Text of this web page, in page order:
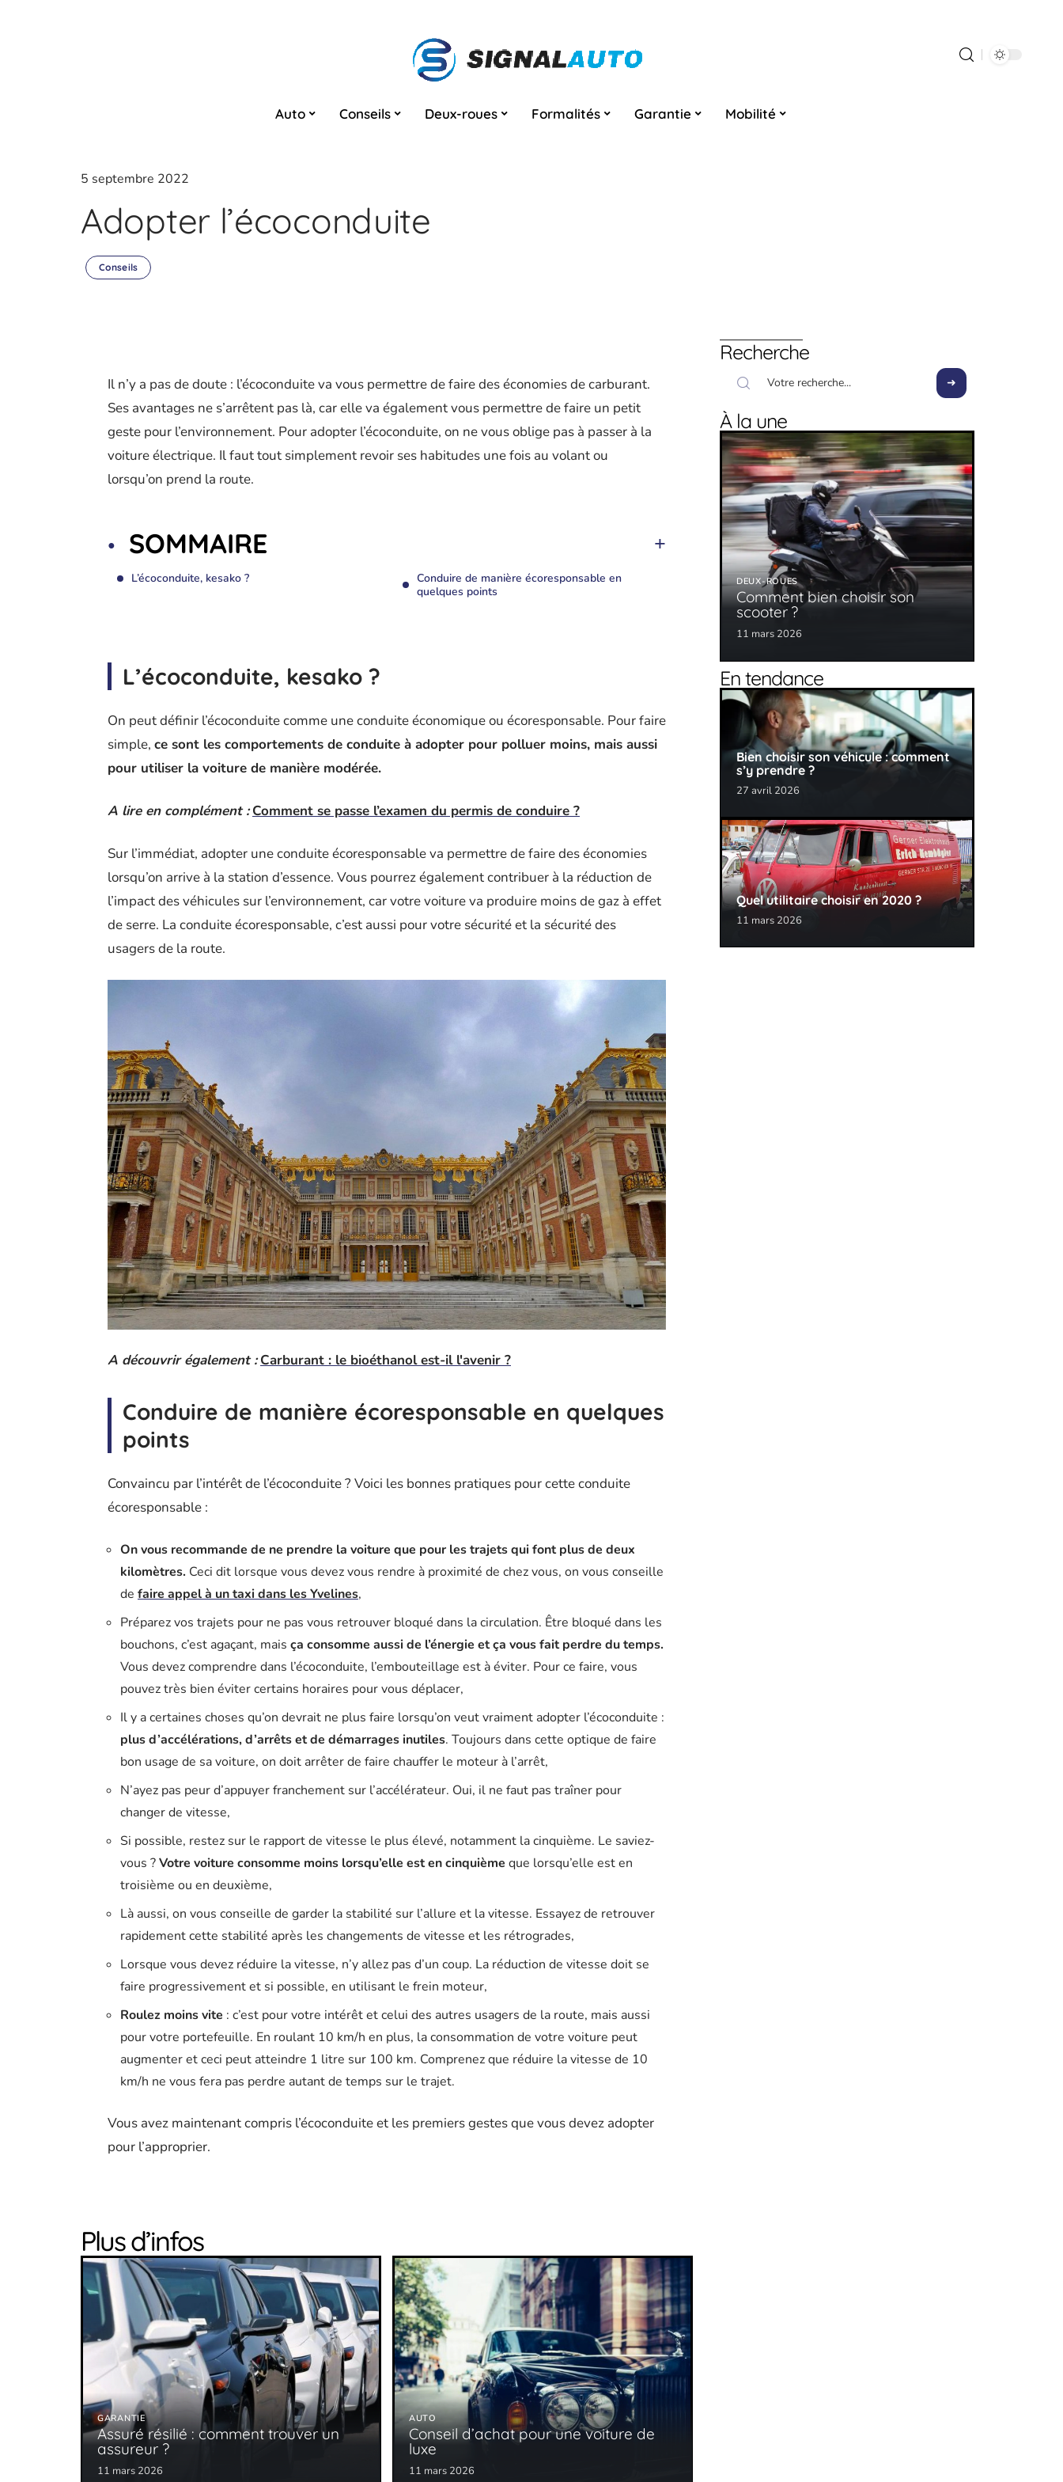
Auto Conseils Deux-roues Formalités Garantie Mobilité
5 septembre 2022
Adopter l’écoconduite
Conseils
Il n’y a pas de doute : l’écoconduite va vous permettre de faire des économies de carburant.
Ses avantages ne s’arrêtent pas là, car elle va également vous permettre de faire un petit
geste pour l’environnement. Pour adopter l’écoconduite, on ne vous oblige pas à passer à la
voiture électrique. Il faut tout simplement revoir ses habitudes une fois au volant ou
lorsqu’on prend la route.
SOMMAIRE
L’écoconduite, kesako ?
Conduire de manière écoresponsable en
quelques points
L’écoconduite, kesako ?
On peut définir l’écoconduite comme une conduite économique ou écoresponsable. Pour faire
simple, ce sont les comportements de conduite à adopter pour polluer moins, mais aussi
pour utiliser la voiture de manière modérée.
A lire en complément : Comment se passe l’examen du permis de conduire ?
Sur l’immédiat, adopter une conduite écoresponsable va permettre de faire des économies
lorsqu’on arrive à la station d’essence. Vous pourrez également contribuer à la réduction de
l’impact des véhicules sur l’environnement, car votre voiture va produire moins de gaz à effet
de serre. La conduite écoresponsable, c’est aussi pour votre sécurité et la sécurité des
usagers de la route.
A découvrir également : Carburant : le bioéthanol est-il l'avenir ?
Conduire de manière écoresponsable en quelques
points
Convaincu par l’intérêt de l’écoconduite ? Voici les bonnes pratiques pour cette conduite
écoresponsable :
On vous recommande de ne prendre la voiture que pour les trajets qui font plus de deux
kilomètres. Ceci dit lorsque vous devez vous rendre à proximité de chez vous, on vous conseille
de faire appel à un taxi dans les Yvelines,
Préparez vos trajets pour ne pas vous retrouver bloqué dans la circulation. Être bloqué dans les
bouchons, c’est agaçant, mais ça consomme aussi de l’énergie et ça vous fait perdre du temps.
Vous devez comprendre dans l’écoconduite, l’embouteillage est à éviter. Pour ce faire, vous
pouvez très bien éviter certains horaires pour vous déplacer,
Il y a certaines choses qu’on devrait ne plus faire lorsqu’on veut vraiment adopter l’écoconduite :
plus d’accélérations, d’arrêts et de démarrages inutiles. Toujours dans cette optique de faire
bon usage de sa voiture, on doit arrêter de faire chauffer le moteur à l’arrêt,
N’ayez pas peur d’appuyer franchement sur l’accélérateur. Oui, il ne faut pas traîner pour
changer de vitesse,
Si possible, restez sur le rapport de vitesse le plus élevé, notamment la cinquième. Le saviez-
vous ?Votre voiture consomme moins lorsqu’elle est en cinquième que lorsqu’elle est en
troisième ou en deuxième,
Là aussi, on vous conseille de garder la stabilité sur l’allure et la vitesse. Essayez de retrouver
rapidement cette stabilité après les changements de vitesse et les rétrogrades,
Lorsque vous devez réduire la vitesse, n’y allez pas d’un coup. La réduction de vitesse doit se
faire progressivement et si possible, en utilisant le frein moteur,
Roulez moins vite : c’est pour votre intérêt et celui des autres usagers de la route, mais aussi
pour votre portefeuille. En roulant 10 km/h en plus, la consommation de votre voiture peut
augmenter et ceci peut atteindre 1 litre sur 100 km. Comprenez que réduire la vitesse de 10
km/h ne vous fera pas perdre autant de temps sur le trajet.
Vous avez maintenant compris l’écoconduite et les premiers gestes que vous devez adopter
pour l’approprier.
Plus d’infos
GARANTIE
Assuré résilié : comment trouver un
assureur ?
11 mars 2026
AUTO
Conseil d’achat pour une voiture de
luxe
11 mars 2026
Recherche
À la une
DEUX-ROUES
Comment bien choisir son
scooter ?
11 mars 2026
En tendance
Bien choisir son véhicule : comment
s’y prendre ?
27 avril 2026
Quel utilitaire choisir en 2020 ?
11 mars 2026